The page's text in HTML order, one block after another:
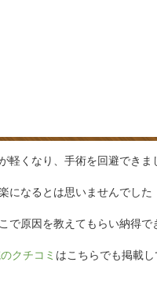
軽くなり、手術を回避できま
になるとは思いませんでした
で原因を教えてもらい納得で
クチコミ はこちらでも掲載